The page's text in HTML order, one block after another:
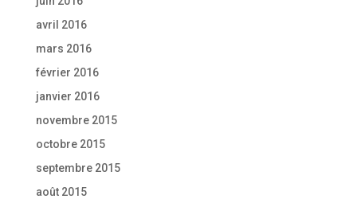
avril 2016
mars 2016
février 2016
janvier 2016
novembre 2015
octobre 2015
septembre 2015
août 2015